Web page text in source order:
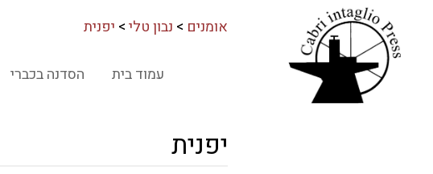
אומנים > נבון טלי> יפנית
הסדנה בכברי עמוד בית
יפנית